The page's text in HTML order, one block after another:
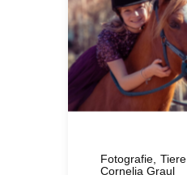
Fotografie Tiere
Cornelia Graul